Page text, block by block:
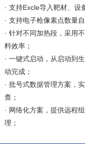
· 支持Excle导入靶材、设
· 支持电子枪像素点数量
· 针对不同加热段，采用
料效率；
· 一键式启动，从启动到
动完成；
· 批号式数据管理方案，
查；
· 网络化方案，提供远程
理；